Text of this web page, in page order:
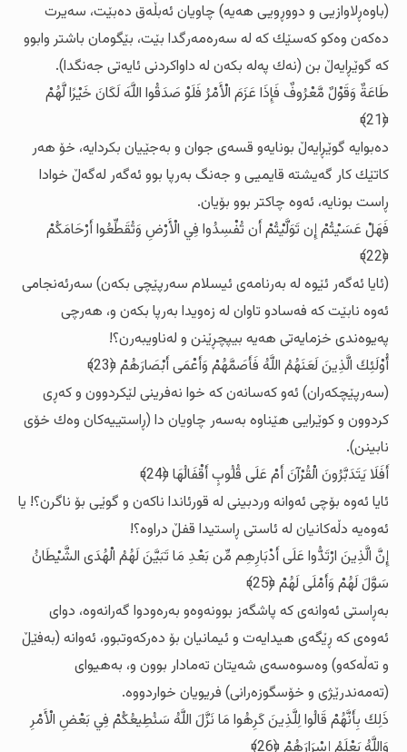
(باوه‌ڕلاوازیی و دووڕویی هه‌یه‌) چاویان ئه‌بڵه‌ق ده‌بێت، سه‌یرت
ده‌که‌ن وه‌کو که‌سێك که‌ له‌ سه‌ره‌مه‌رگدا بێت، بێگومان باشتر وابوو
که‌ گوێڕایه‌ڵ بن (نه‌ك په‌له‌ بکه‌ن له‌ داواکردنی ئایه‌تی جه‌نگدا).
طَاعَةٌ وَقَوْلٌ مَّعْرُوفٌ فَإِذَا عَزَمَ الْأَمْرُ فَلَوْ صَدَقُوا اللَّهَ لَكَانَ خَيْرًا لَّهُمْ
﴿21﴾
ده‌بوایه‌ گوێڕایه‌ڵ بونایه‌و قسه‌ی جوان و به‌جێیان بکردایه‌، خۆ هه‌ر
کاتێك کار گه‌یشته‌ قایمیی و جه‌نگ به‌رپا بوو ئه‌گه‌ر له‌گه‌ڵ خوادا
ڕاست بونایه‌، ئه‌وه‌ چاکتر بوو بۆیان.
فَهَلْ عَسَيْتُمْ إِن تَوَلَّيْتُمْ أَن تُفْسِدُوا فِي الْأَرْضِ وَتُقَطِّعُوا أَرْحَامَكُمْ
﴿22﴾
(ئایا ئه‌گه‌ر ئێوه‌ له‌ به‌رنامه‌ی ئیسلام سه‌رپێچی بکه‌ن) سه‌رئه‌نجامی
ئه‌وه‌ نابێت که‌ فه‌سادو تاوان له‌ زه‌ویدا به‌رپا بکه‌ن و، هه‌رچی
په‌یوه‌ندی خزمایه‌تی هه‌یه‌ بیپچڕێنن و له‌ناویبه‌رن؟!
أُوْلَئِكَ الَّذِينَ لَعَنَهُمُ اللَّهُ فَأَصَمَّهُمْ وَأَعْمَى أَبْصَارَهُمْ ﴿23﴾
(سه‌رپێچکه‌ران) ئه‌و که‌سانه‌ن که‌ خوا نه‌فرینی لێکردوون و که‌ڕی
کردوون و کوێرایی هێناوه‌ به‌سه‌ر چاویان دا (ڕاستییه‌کان وه‌ك خۆی
نابینن).
أَفَلَا يَتَدَبَّرُونَ الْقُرْآنَ أَمْ عَلَى قُلُوبٍ أَقْفَالُهَا ﴿24﴾
ئایا ئه‌وه‌ بۆچی ئه‌وانه‌ وردبینی له‌ قورئاندا ناکه‌ن و گوێی بۆ ناگرن؟! یا
ئه‌وه‌یه‌ دڵه‌کانیان له‌ ئاستی ڕاستیدا قفڵ دراوه‌؟!
إِنَّ الَّذِينَ ارْتَدُّوا عَلَى أَدْبَارِهِم مِّن بَعْدِ مَا تَبَيَّنَ لَهُمُ الْهُدَى الشَّيْطَانُ
سَوَّلَ لَهُمْ وَأَمْلَى لَهُمْ ﴿25﴾
به‌ڕاستی ئه‌وانه‌ی که‌ پاشگه‌ز بوونه‌وه‌و به‌ره‌ودوا گه‌رانه‌وه‌، دوای
ئه‌وه‌ی که‌ ڕێگه‌ی هیدایه‌ت و ئیمانیان بۆ ده‌رکه‌وتبوو، ئه‌وانه‌ (به‌فێڵ
و ته‌ڵه‌که‌و) وه‌سوه‌سه‌ی شه‌یتان ته‌مادار بوون و، به‌هیوای
(ته‌مه‌ندرێژی و خۆسگوزه‌رانی) فریویان خواردووه‌.
ذَلِكَ بِأَنَّهُمْ قَالُوا لِلَّذِينَ كَرِهُوا مَا نَزَّلَ اللَّهُ سَنُطِيعُكُمْ فِي بَعْضِ الْأَمْرِ